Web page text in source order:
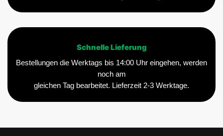
Schnelle Lieferung
Bestellungen die Werktags bis 14:00 Uhr eingehen, werden
noch am
gleichen Tag bearbeitet. Lieferzeit 2-3 Werktage.